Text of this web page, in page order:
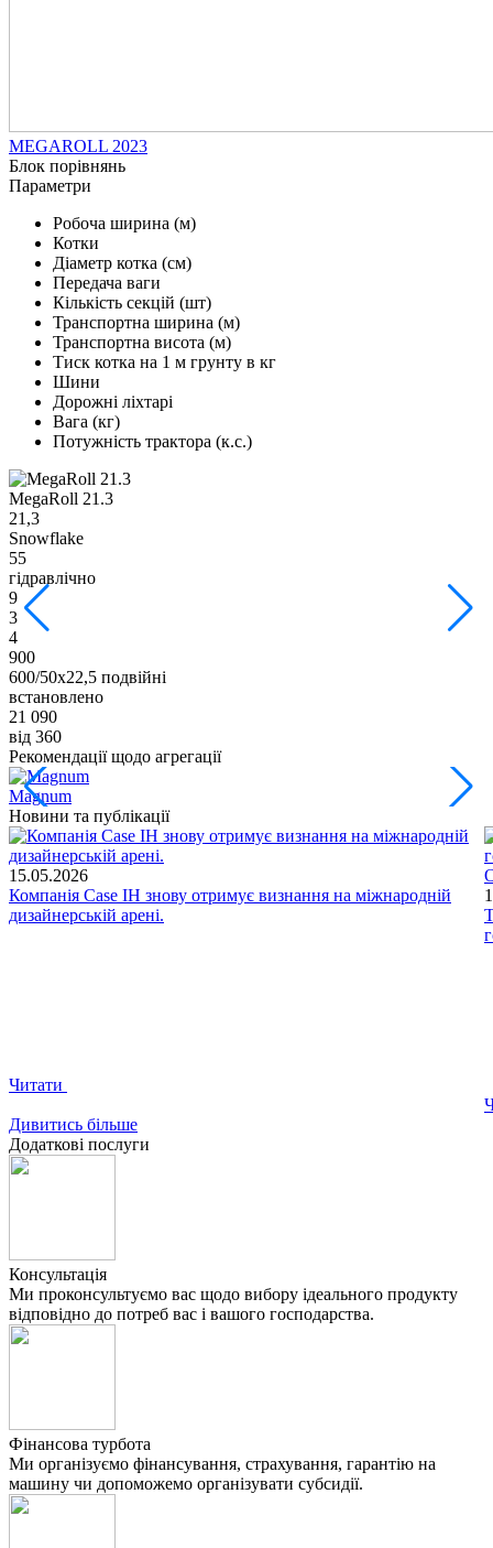
MEGAROLL 2023
Блок порівнянь
Параметри
Робоча ширина (м)
Котки
Діаметр котка (см)
Передача ваги
Кількість секцій (шт)
Транспортна ширина (м)
Транспортна висота (м)
Тиск котка на 1 м грунту в кг
Шини
Дорожні ліхтарі
Вага (кг)
Потужність трактора (к.с.)
MegaRoll 21.3
21,3
Snowflake
55
гідравлічно
9
3
4
900
600/50х22,5 подвійні
встановлено
21 090
від 360
Рекомендації щодо агрегації
Magnum
Новини та публікації
15.05.2026
Компанія Case IH знову отримує визнання на міжнародній
дизайнерській арені.
Читати
Дивитись більше
Додаткові послуги
Консультація
Ми проконсультуємо вас щодо вибору ідеального продукту
відповідно до потреб вас і вашого господарства.
Фінансова турбота
Ми організуємо фінансування, страхування, гарантію на
машину чи допоможемо організувати субсидії.